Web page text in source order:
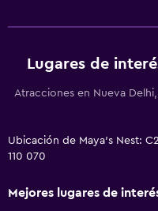
Lugares de
Atracciones en Nueva
Ubicación de Maya's Nest:
110 070
Mejores lugares de